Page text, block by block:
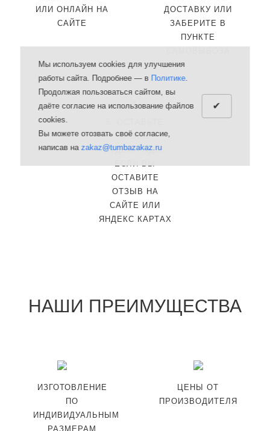
ИЛИ ОНЛАЙН НА
САЙТЕ
ДОСТАВКУ ИЛИ
ЗАБЕРИТЕ В
ПУНКТЕ
ОТЗЫВ
БУДЕМ РАДЫ,
ЕСЛИ ВЫ
ОСТАВИТЕ
ОТЗЫВ НА
САЙТЕ ИЛИ
ЯНДЕКС КАРТАХ
НАШИ ПРЕИМУЩЕСТВА
ИЗГОТОВЛЕНИЕ
ПО
ИНДИВИДУАЛЬНЫМ
РАЗМЕРАМ
ЦЕНЫ ОТ
ПРОИЗВОДИТЕЛЯ
Мы используем cookies для улучшения
работы сайта. Подробнее — в Политике.
Продолжая пользоваться сайтом, вы
даёте согласие на использование файлов
cookies.
Вы можете отозвать своё согласие,
написав наzakaz@tumbazakaz.ru
✔